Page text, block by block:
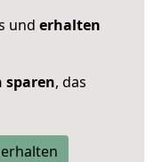
und erhalten
sparen, das